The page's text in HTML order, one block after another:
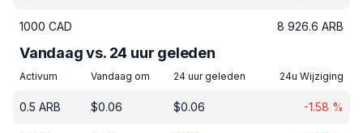
1000 CAD 8 926.6 ARB
Vandaag vs. 24 uur geleden
Activum Vandaag om 24 uur geleden 24u Wijziging
0.5 ARB $0.06 $0.06 -1.58 %